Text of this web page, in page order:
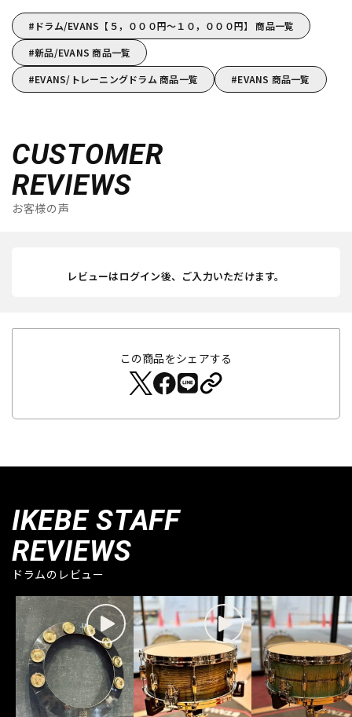
ドラム/EVANS【５，０００円～１０，０００円】 商品一覧
新品/EVANS 商品一覧
EVANS/トレーニングドラム 商品一覧
EVANS 商品一覧
CUSTOMER
REVIEWS
お客様の声
レビューはログイン後、ご入力いただけます。
この商品をシェアする
IKEBE STAFF
REVIEWS
ドラムのレビュー